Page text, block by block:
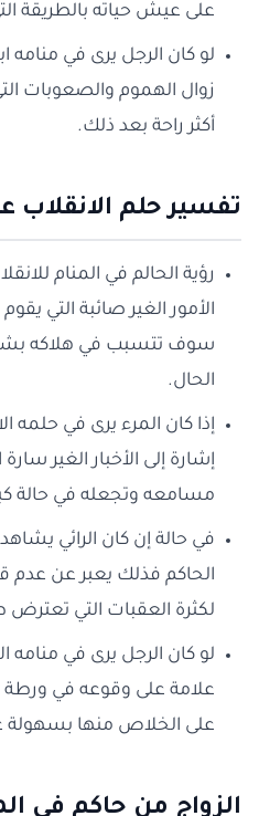
على عيش حياته بالطريقة
لو كان الرجل يرى في منامه
زوال الهموم والصعوبات
أكثر راحة بعد ذلك.
تفسير حلم الانقلاب
رؤية الحالم في المنام
الأمور الغير صائبة التي
سوف تتسبب في هلاكه
الحال.
إذا كان المرء يرى في حلمه
إشارة إلى الأخبار الغير
مسامعه وتجعله في حالة
في حالة إن كان الرائي
الحاكم فذلك يعبر عن عدم
لكثرة العقبات التي
لو كان الرجل يرى في منامه
علامة على وقوعه في ورطة
على الخلاص منها بسهولة
الزواج من حاكم في